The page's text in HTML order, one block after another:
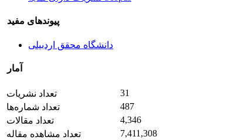
پیوندهای مفید
دانشگاه محقق اردبیلی
آمار
تعداد نشریات
31
تعداد شماره‌ها
487
تعداد مقالات
4,346
تعداد مشاهده مقاله
7,411,308